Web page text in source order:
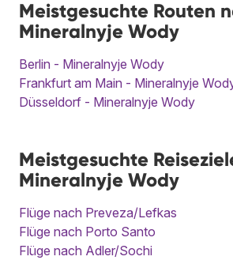
Meistgesuchte Routen
Mineralnyje Wody
Berlin - Mineralnyje Wody
Frankfurt am Main - Mineralnyje
Düsseldorf - Mineralnyje Wody
Meistgesuchte
Mineralnyje Wody
Flüge nach Preveza/Lefkas
Flüge nach Porto Santo
Flüge nach Adler/Sochi